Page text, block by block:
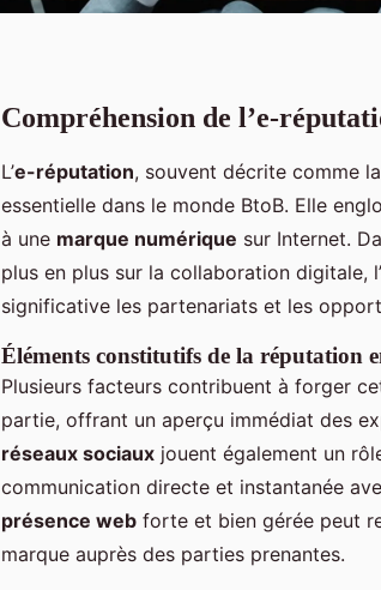
Compréhension de l’e-
L’e-réputation, souvent décrite comme la
essentielle dans le monde BtoB. Elle
à une marque numérique sur Internet.
plus en plus sur la collaboration digitale,
significative les partenariats et les
Éléments constitutifs de la réputation
Plusieurs facteurs contribuent à forger
partie, offrant un aperçu immédiat des
réseaux sociaux jouent également un
communication directe et instantanée
présence web forte et bien gérée peut
marque auprès des parties prenantes.